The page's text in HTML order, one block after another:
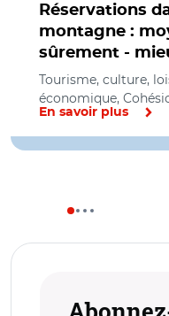
Réservations
montagne :
sûrement -
Tourisme, culture,
économique,
En savoir plus